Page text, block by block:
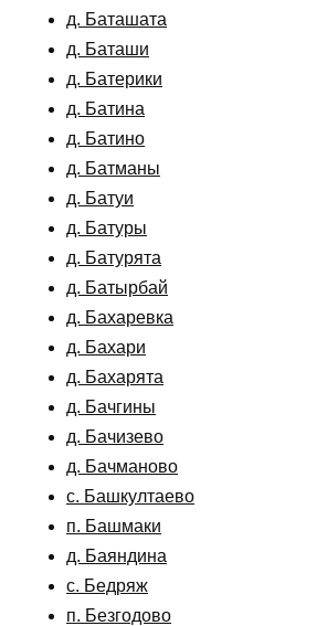
д. Баташата
д. Баташи
д. Батерики
д. Батина
д. Батино
д. Батманы
д. Батуи
д. Батуры
д. Батурята
д. Батырбай
д. Бахаревка
д. Бахари
д. Бахарята
д. Бачгины
д. Бачизево
д. Бачманово
с. Башкултаево
п. Башмаки
д. Баяндина
с. Бедряж
п. Безгодово